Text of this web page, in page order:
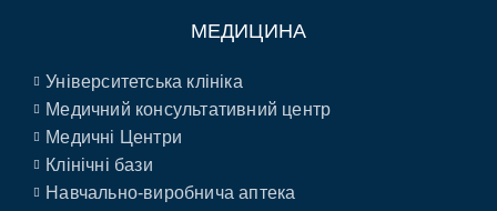
МЕДИЦИНА
Університетська клініка
Медичний консультативний центр
Медичні Центри
Клінічні бази
Навчально-виробнича аптека